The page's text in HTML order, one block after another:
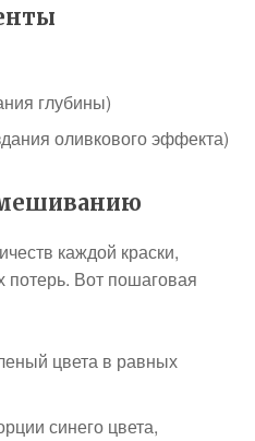
глубины)
оливкового эффекта)
каждой краски,
Вот пошаговая
цвета в равных
синего цвета,